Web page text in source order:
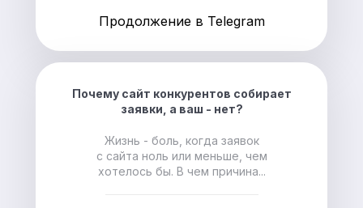
Продолжение в Telegram
Почему сайт конкурентов собирает
заявки, а ваш - нет?
Жизнь - боль, когда заявок
с сайта ноль или меньше, чем
хотелось бы. В чем причина...